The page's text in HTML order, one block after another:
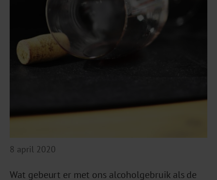
8 april 2020
Wat gebeurt er met ons alcoholgebruik als de